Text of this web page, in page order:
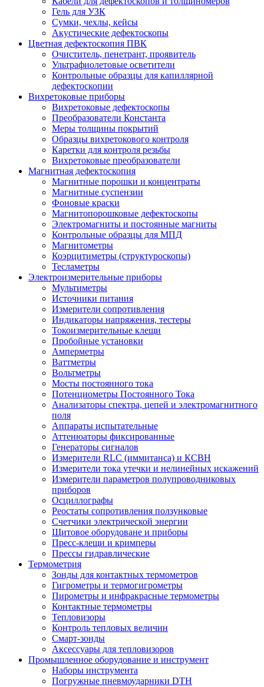
Гель для УЗК
Сумки, чехлы, кейсы
Акустические дефектоскопы
Цветная дефектоскопия ПВК
Очиститель, пенетрант, проявитель
Ультрафиолетовые осветители
Контрольные образцы для капиллярной
дефектоскопии
Вихретоковые приборы
Вихретоковые дефектоскопы
Преобразователи Константа
Меры толщины покрытий
Образцы вихретокового контроля
Каретки для контроля резьбы
Вихретоковые преобразователи
Магнитная дефектоскопия
Магнитные порошки и концентраты
Магнитные суспензии
Фоновые краски
Магнитопорошковые дефектоскопы
Электромагниты и постоянные магниты
Контрольные образцы для МПД
Магнитометры
Коэрцитиметры (структуроскопы)
Тесламетры
Электроизмерительные приборы
Мультиметры
Источники питания
Измерители сопротивления
Индикаторы напряжения, тестеры
Токоизмерительные клещи
Пробойные установки
Амперметры
Ваттметры
Вольтметры
Мосты постоянного тока
Потенциометры Постоянного Тока
Анализаторы спектра, цепей и электромагнитного
поля
Аппараты испытательные
Аттенюаторы фиксированные
Генераторы сигналов
Измерители RLC (иммитанса) и КСВН
Измерители тока утечки и нелинейных искажений
Измерители параметров полупроводниковых
приборов
Осциллографы
Реостаты сопротивления ползунковые
Счетчики электрической энергии
Щитовое оборудоване и приборы
Пресс-клещи и кримперы
Прессы гидравлические
Термометрия
Зонды для контактных термометров
Гигрометры и термогигрометры
Пирометры и инфракрасные термометры
Контактные термометры
Тепловизоры
Контроль тепловых величин
Смарт-зонды
Аксессуары для тепловизоров
Промышленное оборудование и инструмент
Наборы инструмента
Погружные пневмоударники DTH